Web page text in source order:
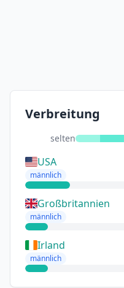
Verbreitung
selten
USA
männlich
Großbritannien
männlich
Irland
männlich